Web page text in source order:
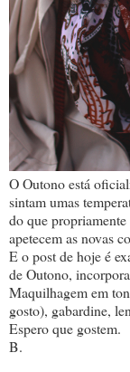
O Outono está
sintam umas
do que
apetecem as novas
E o post de hoje é
de Outono,
Maquilhagem em
gosto), gabardine,
Espero que gostem.
B.